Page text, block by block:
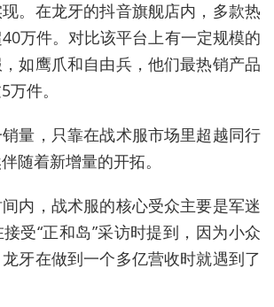
。在龙牙的抖音旗舰店内，多款热
万件。对比该平台上有一定规模的
如鹰爪和自由兵，他们最热销产品
件。
量，只靠在战术服市场里超越同行
随着新增量的开拓。
内，战术服的核心受众主要是军迷
受“正和岛”采访时提到，因为小众
牙在做到一个多亿营收时就遇到了